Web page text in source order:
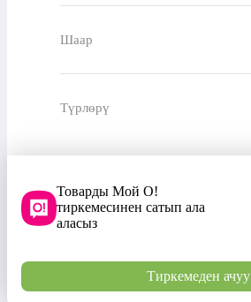
Шаар
Түрлөрү
Товарды Мой О!
тиркемесинен сатып ала
аласыз
Тиркемеден ачуу